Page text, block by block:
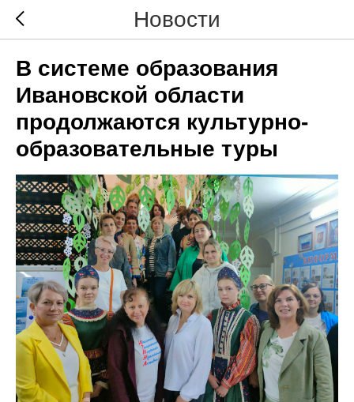
Новости
В системе образования
Ивановской области
продолжаются культурно-
образовательные туры